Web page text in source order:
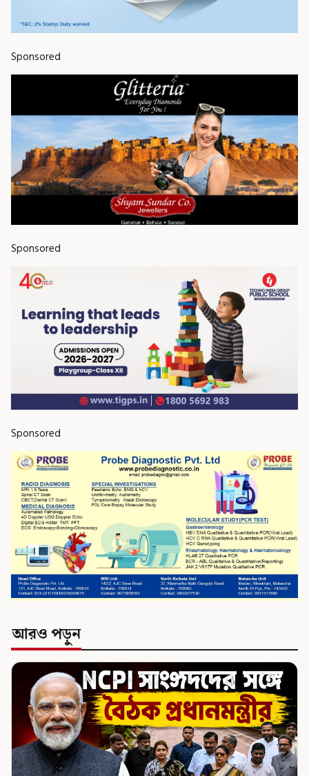
Sponsored
Sponsored
Sponsored
আরও পড়ুন